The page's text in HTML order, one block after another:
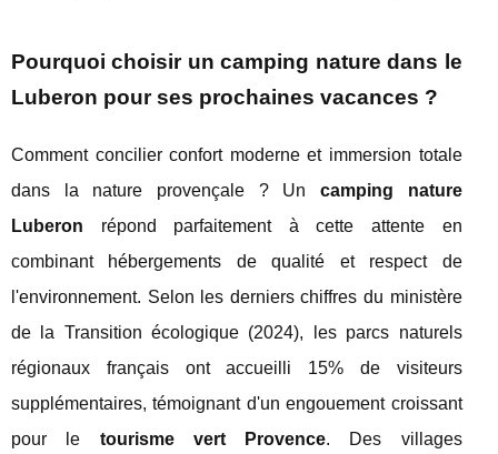
Pourquoi choisir un camping nature dans le
Luberon pour ses prochaines vacances ?
Comment concilier confort moderne et immersion totale
dans la nature provençale ? Un camping nature
Luberon répond parfaitement à cette attente en
combinant hébergements de qualité et respect de
l'environnement. Selon les derniers chiffres du ministère
de la Transition écologique (2024), les parcs naturels
régionaux français ont accueilli 15% de visiteurs
supplémentaires, témoignant d'un engouement croissant
pour le tourisme vert Provence. Des villages